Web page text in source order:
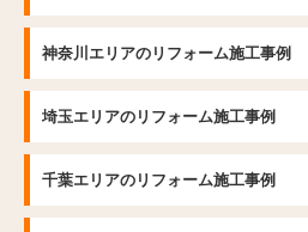
神奈川エリアのリフォーム施工事例
埼玉エリアのリフォーム施工事例
千葉エリアのリフォーム施工事例